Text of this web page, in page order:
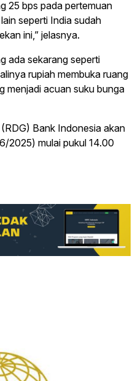
25 bps pada pertemuan
seperti India sudah
ini,” jelasnya.
ada sekarang seperti
rupiah membuka ruang
menjadi acuan suku bunga
Bank Indonesia akan
2025) mulai pukul 14.00